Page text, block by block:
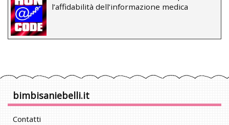
l’affidabilità dell’informazione medica
bimbisaniebelli.it
Contatti